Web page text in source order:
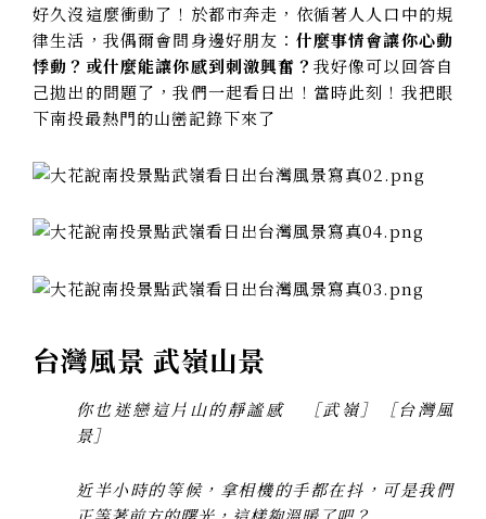
好久沒這麼衝動了！於都市奔走，依循著人人口中的規
律生活，我偶爾會問身邊好朋友： 什麼事情會讓你心動
悸動？或什麼能讓你感到刺激興奮？ 我好像可以回答自
己拋出的問題了，我們一起看日出！當時此刻！我把眼
下南投最熱門的山巒記錄下來了
台灣風景 武嶺山景
你也迷戀這片山的靜謐感 ［武嶺］［台灣風
景］
近半小時的等候，拿相機的手都在抖，可是我們